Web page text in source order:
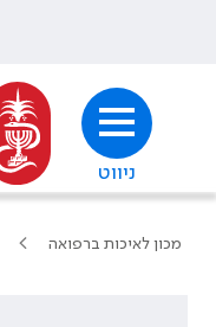
ניווט
מכון לאיכות ברפואה